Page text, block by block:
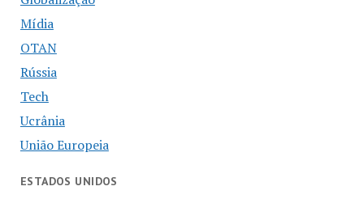
Mídia
OTAN
Rússia
Tech
Ucrânia
União Europeia
ESTADOS UNIDOS